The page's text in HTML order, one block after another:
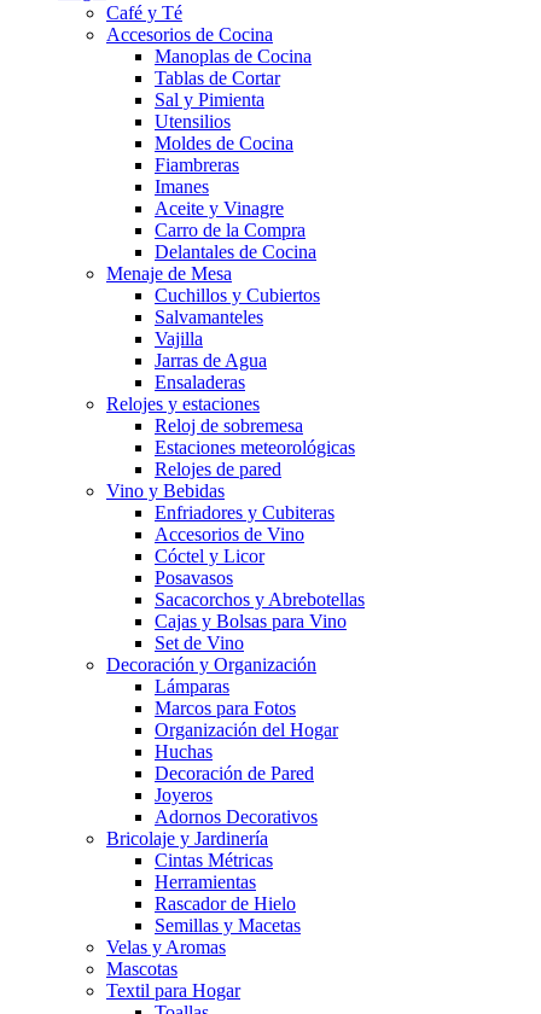
Café y Té
Accesorios de Cocina
Manoplas de Cocina
Tablas de Cortar
Sal y Pimienta
Utensilios
Moldes de Cocina
Fiambreras
Imanes
Aceite y Vinagre
Carro de la Compra
Delantales de Cocina
Menaje de Mesa
Cuchillos y Cubiertos
Salvamanteles
Vajilla
Jarras de Agua
Ensaladeras
Relojes y estaciones
Reloj de sobremesa
Estaciones meteorológicas
Relojes de pared
Vino y Bebidas
Enfriadores y Cubiteras
Accesorios de Vino
Cóctel y Licor
Posavasos
Sacacorchos y Abrebotellas
Cajas y Bolsas para Vino
Set de Vino
Decoración y Organización
Lámparas
Marcos para Fotos
Organización del Hogar
Huchas
Decoración de Pared
Joyeros
Adornos Decorativos
Bricolaje y Jardinería
Cintas Métricas
Herramientas
Rascador de Hielo
Semillas y Macetas
Velas y Aromas
Mascotas
Textil para Hogar